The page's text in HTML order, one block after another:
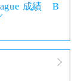
成績 B